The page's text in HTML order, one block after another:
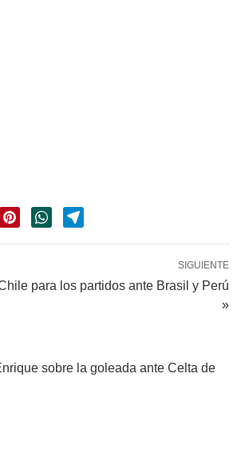
SIGUIENTE
para los partidos ante Brasil y Perú
»
sobre la goleada ante Celta de